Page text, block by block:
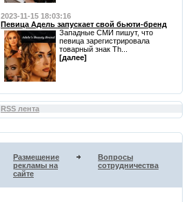
2023-11-15 18:03:16
Певица Адель запускает свой бьюти-бренд
Западные СМИ пишут, что
певица зарегистрировала
товарный знак Th...
[далее]
RSS лента
Размещение
рекламы на
сайте
Вопросы
сотрудничества